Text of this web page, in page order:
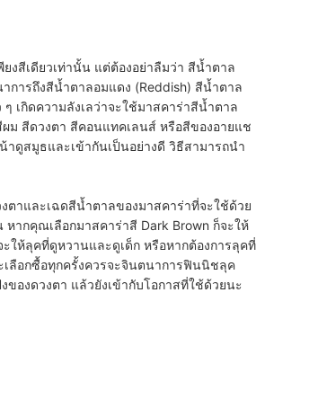
งสีเดียวเท่านั้น แต่ต้องอย่าลืมว่า สีน้ำตาล
การถึงสีน้ำตาลอมแดง (Reddish) สีน้ำตาล
เกิดความลังเลว่าจะใช้มาสคาร่าสีน้ำตาล
ม สีดวงตา สีคอนแทคเลนส์ หรือสีของอายแช
ดูสมูธและเข้ากันเป็นอย่างดี วิธีสามารถนำ
ตาและเฉดสีน้ำตาลของมาสคาร่าที่จะใช้ด้วย
ากคุณเลือกมาสคาร่าสี Dark Brown ก็จะให้
ให้ลุคที่ดูหวานและดูเด็ก หรือหากต้องการลุคที่
เลือกซื้อทุกครั้งควรจะจินตนาการฟินนิชลุค
ของดวงตา แล้วยังเข้ากับโอกาสที่ใช้ด้วยนะ